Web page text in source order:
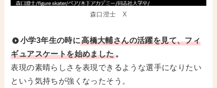
森口澄士 X
小学3年生の時に高橋大輔さんの活躍を見て、フィ
ギュアスケートを始めました。
表現の素晴らしさを表現できるような選手になりたい
という気持ちが強くなったそう。